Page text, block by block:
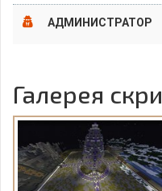
АДМИНИСТРАТОР
Галерея